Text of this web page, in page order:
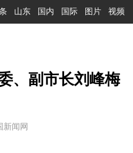
山东 国内 国际 图片 视频
、副市长刘峰梅
新闻网